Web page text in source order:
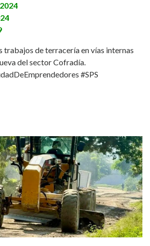
trabajos de terracería en vías internas
del sector Cofradía.
#SPS